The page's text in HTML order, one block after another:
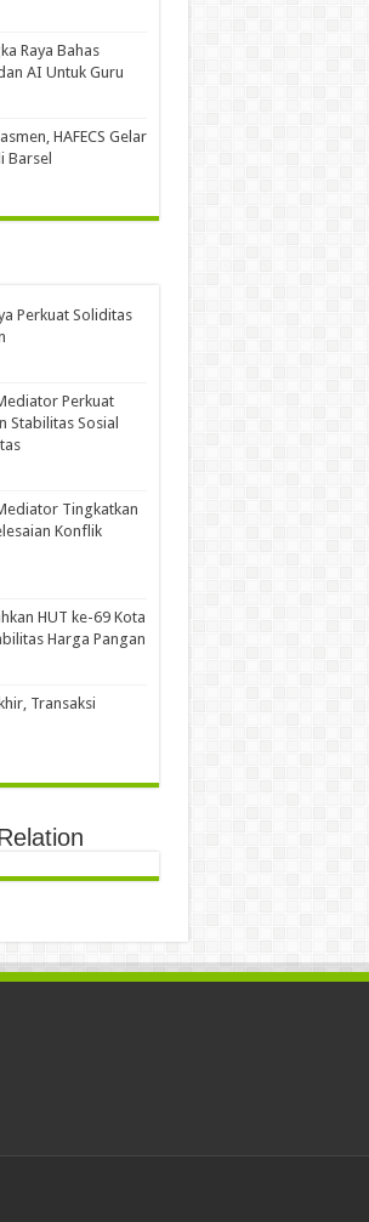
Raya Bahas
AI Untuk Guru
HAFECS Gelar
Barsel
Perkuat Soliditas
Perkuat
Stabilitas Sosial
Tingkatkan
Konflik
HUT ke-69 Kota
Harga Pangan
Transaksi